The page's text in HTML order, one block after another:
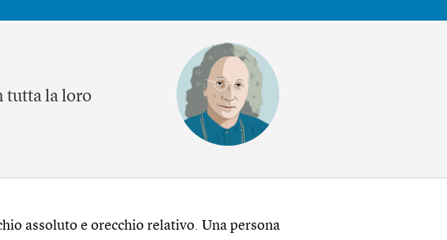
tutta la loro
assoluto e orecchio relativo. Una persona